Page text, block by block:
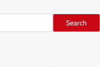
Search